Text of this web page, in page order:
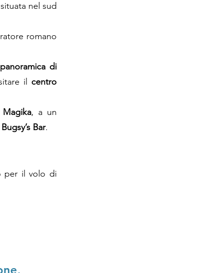
nel sud
romano
di
il centro
Magika, a un
Bugsy’s Bar.
per il volo di